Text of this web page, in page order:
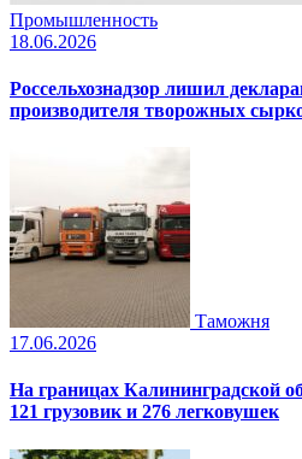
Промышленность
18.06.2026
Россельхознадзор лишил
производителя творожных
Таможня
17.06.2026
На границах Калининградской
121 грузовик и 276 легковушек